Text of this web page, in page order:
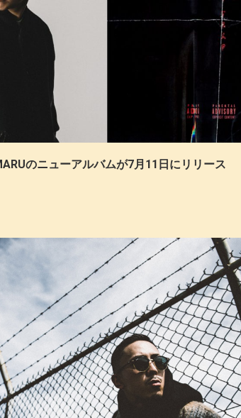
のニューアルバムが7月11日にリリース